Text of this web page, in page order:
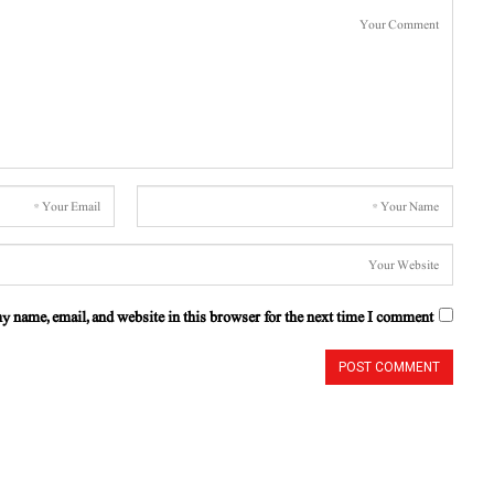
name, email, and website in this browser for the next time I comment.